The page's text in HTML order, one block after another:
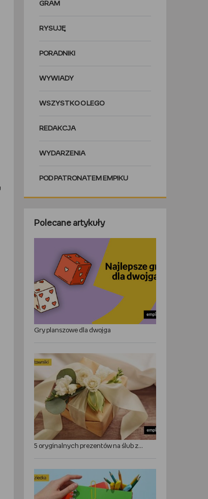
GRAM
RYSUJĘ
PORADNIKI
WYWIADY
WSZYSTKO O LEGO
REDAKCJA
WYDARZENIA
POD PATRONATEM EMPIKU
Polecane artykuły
Gry planszowe dla dwojga
5 oryginalnych prezentów na ślub zamiast kwiatów